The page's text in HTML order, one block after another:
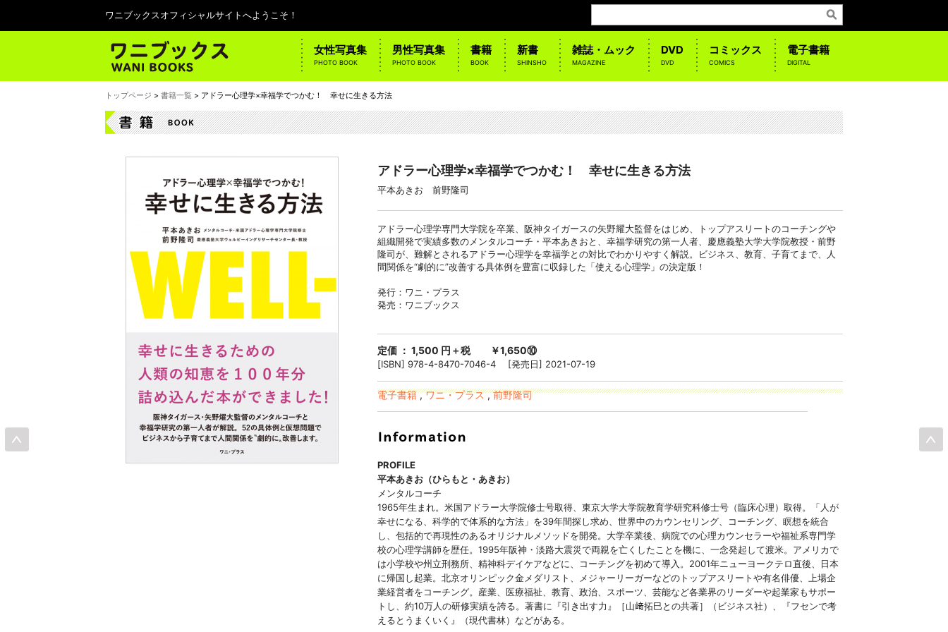
ワニブックスオフィシャルサイトへようこそ！
女性写真集
PHOTO BOOK
男性写真集
PHOTO BOOK
書籍
BOOK
新書
SHINSHO
雑誌・ムック
MAGAZINE
DVD
DVD
コミックス
COMICS
電子書籍
DIGITAL
トップページ > 書籍一覧 > アドラー心理学×幸福学でつかむ！ 幸せに生きる方法
アドラー心理学×幸福学でつかむ！ 幸せに生きる方法
平本あきお 前野隆司
アドラー心理学専門大学院を卒業、阪神タイガースの矢野耀大監督をはじめ、トップアスリートのコーチングや
組織開発で実績多数のメンタルコーチ・平本あきおと、幸福学研究の第一人者、慶應義塾大学大学院教授・前野
隆司が、難解とされるアドラー心理学を幸福学との対比でわかりやすく解説。ビジネス、教育、子育てまで、人
間関係を“劇的に”改善する具体例を豊富に収録した「使える心理学」の決定版！
発行：ワニ・プラス
発売：ワニブックス
定価 ： 1,500 円＋税 ￥1,650⑩
[ISBN] 978-4-8470-7046-4 [発売日] 2021-07-19
電子書籍,ワニ・プラス,前野隆司
PROFILE
平本あきお（ひらもと・あきお）
メンタルコーチ
1965年生まれ。米国アドラー大学院修士号取得、東京大学大学院教育学研究科修士号（臨床心理）取得。「人が
幸せになる、科学的で体系的な方法」を39年間探し求め、世界中のカウンセリング、コーチング、瞑想を統合
し、包括的で再現性のあるオリジナルメソッドを開発。大学卒業後、病院での心理カウンセラーや福祉系専門学
校の心理学講師を歴任。1995年阪神・淡路大震災で両親を亡くしたことを機に、一念発起して渡米。アメリカで
は小学校や州立刑務所、精神科デイケアなどに、コーチングを初めて導入。2001年ニューヨークテロ直後、日本
に帰国し起業。北京オリンピック金メダリスト、メジャーリーガーなどのトップアスリートや有名俳優、上場企
業経営者をコーチング。産業、医療福祉、教育、政治、スポーツ、芸能など各業界のリーダーや起業家もサポー
トし、約10万人の研修実績を誇る。著書に『引き出す力』［山﨑拓巳との共著］（ビジネス社）、『フセンで考
えるとうまくいく』（現代書林）などがある。